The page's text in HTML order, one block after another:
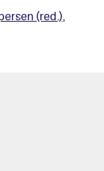
(red.)